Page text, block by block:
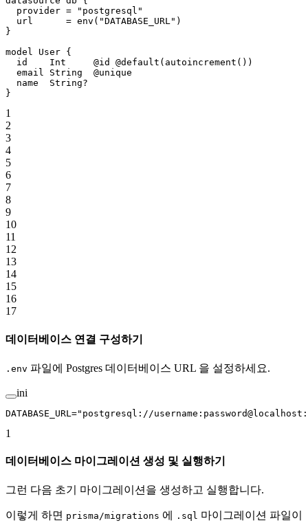
  provider
= "postgresql"
  url
= env ( "DATABASE_URL" )
}
model User {
  id
Int
     @id
@default ( autoincrement ())
  email
String
  @unique
  name
String?
}
1
2
3
4
5
6
7
8
9
10
11
12
13
14
15
16
17
데이터베이스 연결 구성하기
.env 파일에 Postgres 데이터베이스 URL 을 설정하세요.
ini
DATABASE_URL ="postgresql://
1
데이터베이스 마이그레이션 생성 및 실행하기
그런 다음 초기 마이그레이션을 생성하고 실행합니다.
이렇게 하면 prisma/migrations 에 .sql 마이그레이션 파일이